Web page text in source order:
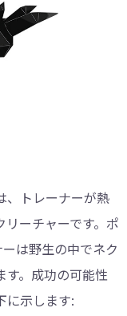
、トレーナーが熱
ーチャーです。ポ
は野生の中でネク
す。成功の可能性
に示します: